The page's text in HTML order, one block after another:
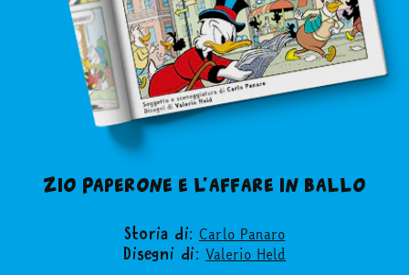
Zio Paperone e l’affare in ballo
Storia di: Carlo Panaro
Disegni di: Valerio Held